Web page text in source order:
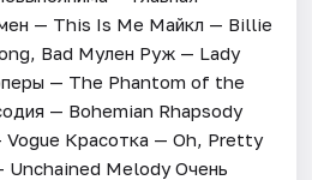
— This Is Me Майкл — Billie
Bad Мулен Руж — Lady
— The Phantom of the
— Bohemian Rhapsody
Vogue Красотка — Oh, Pretty
Unchained Melody Очень